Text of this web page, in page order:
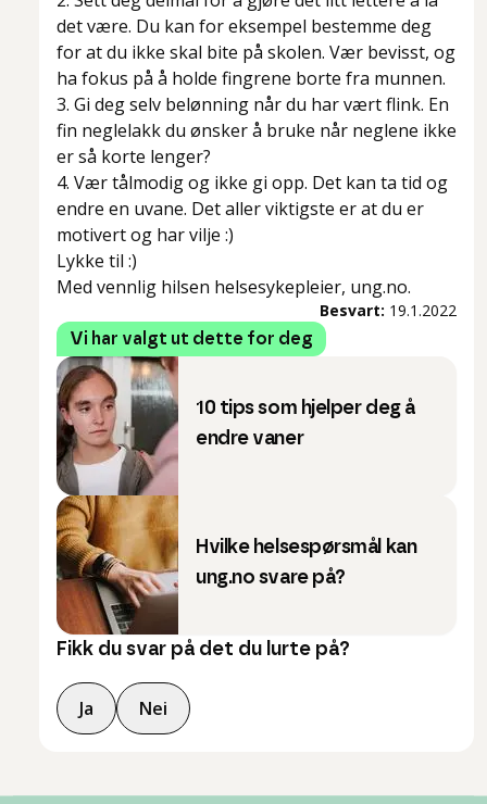
det være. Du kan for eksempel bestemme deg
for at du ikke skal bite på skolen. Vær bevisst, og
ha fokus på å holde fingrene borte fra munnen.
3. Gi deg selv belønning når du har vært flink. En
fin neglelakk du ønsker å bruke når neglene ikke
er så korte lenger?
4. Vær tålmodig og ikke gi opp. Det kan ta tid og
endre en uvane. Det aller viktigste er at du er
motivert og har vilje :)
Lykke til :)
Med vennlig hilsen helsesykepleier, ung.no.
Besvart: 19.1.2022
Vi har valgt ut dette for deg
10 tips som hjelper deg å
endre vaner
Hvilke helsespørsmål kan
ung.no svare på?
Fikk du svar på det du lurte på?
Ja Nei